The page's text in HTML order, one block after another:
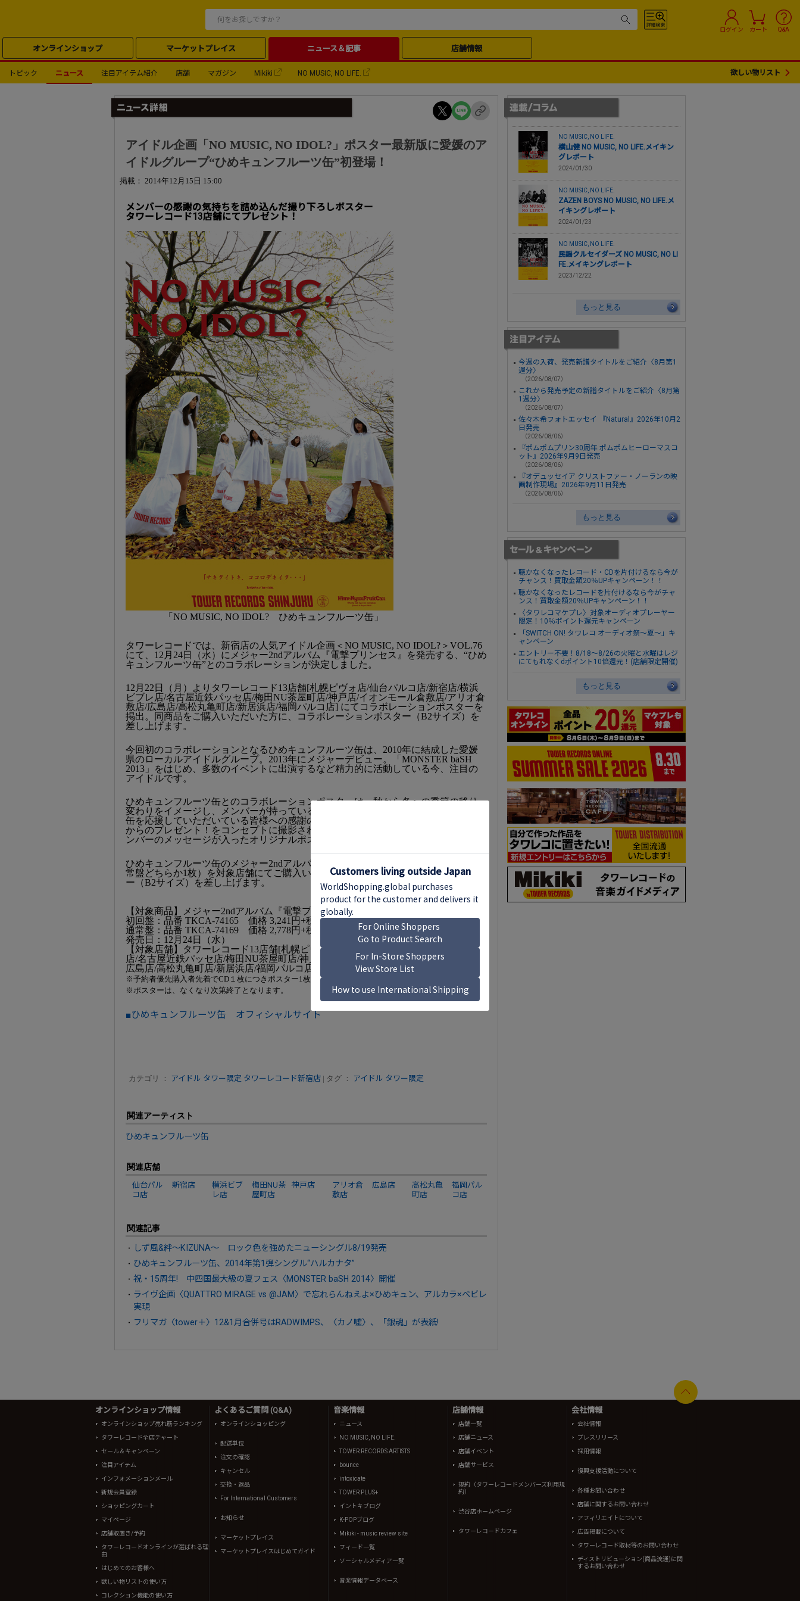
ログイン カート Q&A
オンラインショップ マーケットプレイス ニュース＆記事 店舗情報
トピック ニュース 注目アイテム紹介 店舗 マガジン Mikiki NO MUSIC, NO LIFE. 欲しい物リスト
アイドル企画「NO MUSIC, NO IDOL?」ポスター最新版に愛媛のア
イドルグループ“ひめキュンフルーツ缶”初登場！
掲載： 2014年12月15日 15:00
メンバーの感謝の気持ちを詰め込んだ撮り下ろしポスター
タワーレコード13店舗にてプレゼント！
「NO MUSIC, NO IDOL? ひめキュンフルーツ缶」
タワーレコードでは、新宿店の人気アイドル企画＜NO MUSIC, NO IDOL?＞VOL.76
にて、12月24日（水）にメジャー2ndアルバム『電撃プリンセス』を発売する、“ひめ
キュンフルーツ缶”とのコラボレーションが決定しました。
12月22日（月）よりタワーレコード13店舗[札幌ピヴォ店/仙台パルコ店/新宿店/横浜
ビブレ店/名古屋近鉄パッセ店/梅田NU茶屋町店/神戸店/イオンモール倉敷店/アリオ倉
敷店/広島店/高松丸亀町店/新居浜店/福岡パルコ店] にてコラボレーションポスターを
掲出。同商品をご購入いただいた方に、コラボレーションポスター（B2サイズ）を
差し上げます。
今回初のコラボレーションとなるひめキュンフルーツ缶は、2010年に結成した愛媛
県のローカルアイドルグループ。2013年にメジャーデビュー。「MONSTER baSH
2013」をはじめ、多数のイベントに出演するなど精力的に活動している今、注目の
アイドルです。
ひめキュンフルーツ缶とのコラボレーションポスターは、秋から冬への季節の移り
変わりをイメージし、メンバーが持っている大きな袋は日頃、ひめキュンフルーツ
缶を応援していただいている皆様への感謝の気持ちをいっぱい詰め込んだ、彼女達
からのプレゼント！をコンセプトに撮影されました。この撮り下ろした写真に、メ
ンバーのメッセージが入ったオリジナルポスターを制作しました。
ひめキュンフルーツ缶のメジャー2ndアルバム『電撃プリンセス』（初回盤または通
常盤どちらか1枚）を対象店舗にてご購入いただいた方に、コラボレーションポスタ
ー（B2サイズ）を差し上げます。
【対象商品】メジャー2ndアルバム『電撃プリンセス』
初回盤：品番 TKCA-74165 価格 3,241円+税
通常盤：品番 TKCA-74169 価格 2,778円+税
発売日：12月24日（水）
【対象店舗】タワーレコード13店舗[札幌ピヴォ店/仙台パルコ店/新宿店/横浜ビブレ
店/名古屋近鉄パッセ店/梅田NU茶屋町店/神戸店/イオンモール倉敷店/アリオ倉敷店/
広島店/高松丸亀町店/新居浜店/福岡パルコ店]
※予約者優先購入者先着でCD１枚につきポスター1枚となります。
※ポスターは、なくなり次第終了となります。
■ひめキュンフルーツ缶 オフィシャルサイト
カテゴリ ： アイドル タワー限定 タワーレコード新宿店 | タグ ： アイドル タワー限定
関連アーティスト
ひめキュンフルーツ缶
関連店舗
仙台パル
コ店
新宿店
横浜ビブ
レ店
梅田NU茶
屋町店
神戸店
アリオ倉
敷店
広島店
高松丸亀
町店
福岡パル
コ店
関連記事
しず風&絆～KIZUNA～ ロック色を強めたニューシングル8/19発売
ひめキュンフルーツ缶、2014年第1弾シングル“ハルカナタ”
祝・15周年! 中四国最大級の夏フェス〈MONSTER baSH 2014〉開催
ライヴ企画〈QUATTRO MIRAGE vs @JAM〉で忘れらんねえよ×ひめキュン、アルカラ×ベビレ
実現
フリマガ〈tower＋〉12&1月合併号はRADWIMPS、〈カノ嘘〉、「銀魂」が表紙!
NO MUSIC, NO LIFE.
横山健 NO MUSIC, NO LIFE.メイキン
グレポート
2024/01/30
NO MUSIC, NO LIFE.
ZAZEN BOYS NO MUSIC, NO LIFE.メ
イキングレポート
2024/01/23
NO MUSIC, NO LIFE.
民謡クルセイダーズ NO MUSIC, NO LI
FE.メイキングレポート
2023/12/22
もっと見る
今週の入荷、発売新譜タイトルをご紹介〈8月第1
週分〉
（2026/08/07）
これから発売予定の新譜タイトルをご紹介〈8月第
1週分〉
（2026/08/07）
佐々木希フォトエッセイ 『Natural』2026年10月2
日発売
（2026/08/06）
『ポムポムプリン30周年 ポムポムヒーローマスコ
ット』2026年9月9日発売
（2026/08/06）
『オデュッセイア クリストファー・ノーランの映
画制作現場』2026年9月11日発売
（2026/08/06）
もっと見る
聴かなくなったレコード・CDを片付けるなら今が
チャンス！買取金額20％UPキャンペーン！！
聴かなくなったレコードを片付けるなら今がチャ
ンス！買取金額20％UPキャンペーン！！
〈タワレコマケプレ〉対象オーディオプレーヤー
限定！10％ポイント還元キャンペーン
「SWITCH ON! タワレコ オーディオ祭～夏～」キ
ャンペーン
エントリー不要！8/18～8/26の火曜と水曜はレジ
にてもれなくdポイント10倍還元！(店舗限定開催)
もっと見る
オンラインショップ情報
オンラインショップ売れ筋ランキング
タワーレコード全店チャート
セール＆キャンペーン
注目アイテム
インフォメーションメール
新規会員登録
ショッピングカート
マイページ
店舗取置き/予約
タワーレコードオンラインが選ばれる理
由
はじめてのお客様へ
欲しい物リストの使い方
コレクション機能の使い方
よくあるご質問 (Q&A)
オンラインショッピング
配送単位
注文の確認
キャンセル
交換・返品
For International Customers
お知らせ
マーケットプレイス
マーケットプレイスはじめてガイド
音楽情報
ニュース
NO MUSIC, NO LIFE.
TOWER RECORDS ARTISTS
bounce
intoxicate
TOWER PLUS+
イントキブログ
K-POPブログ
Mikiki - music review site
フィード一覧
ソーシャルメディア一覧
音楽情報データベース
店舗情報
店舗一覧
店舗ニュース
店舗イベント
店舗サービス
規約（タワーレコードメンバーズ利用規
約）
渋谷店ホームページ
タワーレコードカフェ
会社情報
会社情報
プレスリリース
採用情報
復興支援活動について
各種お問い合わせ
店舗に関するお問い合わせ
アフィリエイトについて
広告掲載について
タワーレコード取材等のお問い合わせ
ディストリビューション(商品流通)に関
するお問い合わせ